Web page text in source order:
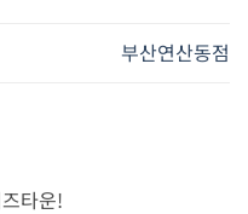
부산연산동점
타운!